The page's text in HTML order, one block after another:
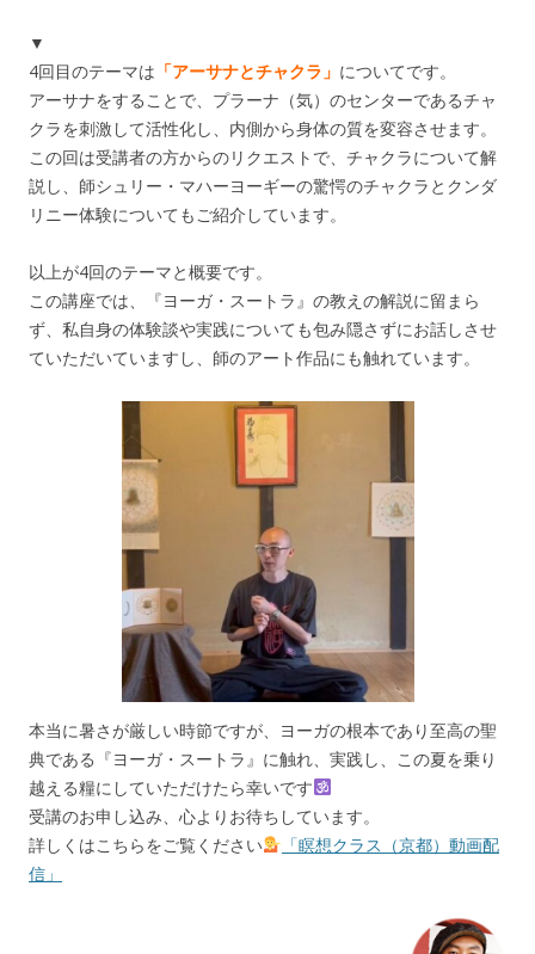
▼
4回目のテーマは 「アーサナとチャクラ」 についてです。
アーサナをすることで、プラーナ（気）のセンターであるチャ
クラを刺激して活性化し、内側から身体の質を変容させます。
この回は受講者の方からのリクエストで、チャクラについて解
説し、師シュリー・マハーヨーギーの驚愕のチャクラとクンダ
リニー体験についてもご紹介しています。
以上が4回のテーマと概要です。
この講座では、『ヨーガ・スートラ』の教えの解説に留まら
ず、私自身の体験談や実践についても包み隠さずにお話しさせ
ていただいていますし、師のアート作品にも触れています。
本当に暑さが厳しい時節ですが、ヨーガの根本であり至高の聖
典である『ヨーガ・スートラ』に触れ、実践し、この夏を乗り
越える糧にしていただけたら幸いです
受講のお申し込み、心よりお待ちしています。
詳しくはこちらをご覧ください
「瞑想クラス（京都）動画配
信」